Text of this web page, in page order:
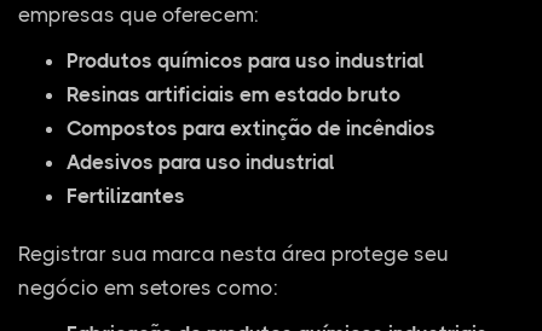
empresas que oferecem:
Produtos químicos para uso industrial
Resinas artificiais em estado bruto
Compostos para extinção de incêndios
Adesivos para uso industrial
Fertilizantes
Registrar sua marca nesta área protege seu
negócio em setores como: